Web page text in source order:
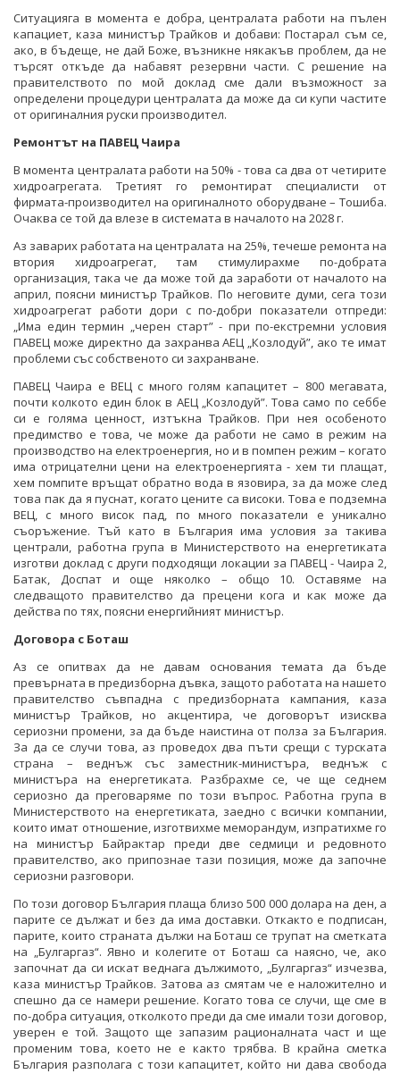
Ситуацияга в момента е добра, централата работи на пълен
капациет, каза министър Трайков и добави: Постарал съм се,
ако, в бъдеще, не дай Боже, възникне някакъв проблем, да не
търсят откъде да набавят резервни части. С решение на
правителството по мой доклад сме дали възможност за
определени процедури централата да може да си купи частите
от оригиналния руски производител.
Ремонтът на ПАВЕЦ Чаира
В момента централата работи на 50% - това са два от четирите
хидроагрегата. Третият го ремонтират специалисти от
фирмата-производител на оригиналното оборудване – Тошиба.
Очаква се той да влезе в системата в началото на 2028 г.
Аз заварих работата на централата на 25%, течеше ремонта на
втория хидроагрегат, там стимулирахме по-добрата
организация, така че да може той да заработи от началото на
април, поясни министър Трайков. По неговите думи, сега този
хидроагрегат работи дори с по-добри показатели отпреди:
„Има един термин „черен старт” - при по-екстремни условия
ПАВЕЦ може директно да захранва АЕЦ „Козлодуй”, ако те имат
проблеми със собственото си захранване.
ПАВЕЦ Чаира е ВЕЦ с много голям капацитет – 800 мегавата,
почти колкото един блок в АЕЦ „Козлодуй”. Това само по себбе
си е голяма ценност, изтъкна Трайков. При нея особеното
предимство е това, че може да работи не само в режим на
производство на електроенергия, но и в помпен режим – когато
има отрицателни цени на електроенергията - хем ти плащат,
хем помпите връщат обратно вода в язовира, за да може след
това пак да я пуснат, когато цените са високи. Това е подземна
ВЕЦ, с много висок пад, по много показатели е уникално
съоръжение. Тъй като в България има условия за такива
централи, работна група в Министерството на енергетиката
изготви доклад с други подходящи локации за ПАВЕЦ - Чаира 2,
Батак, Доспат и още няколко – общо 10. Оставяме на
следващото правителство да прецени кога и как може да
действа по тях, поясни енергийният министър.
Договора с Боташ
Аз се опитвах да не давам основания темата да бъде
превърната в предизборна дъвка, защото работата на нашето
правителство съвпадна с предизборната кампания, каза
министър Трайков, но акцентира, че договорът изисква
сериозни промени, за да бъде наистина от полза за България.
За да се случи това, аз проведох два пъти срещи с турската
страна – веднъж със заместник-министъра, веднъж с
министъра на енергетиката. Разбрахме се, че ще седнем
сериозно да преговаряме по този въпрос. Работна група в
Министерството на енергетиката, заедно с всички компании,
които имат отношение, изготвихме меморандум, изпратихме го
на министър Байрактар преди две седмици и редовното
правителство, ако припознае тази позиция, може да започне
сериозни разговори.
По този договор България плаща близо 500 000 долара на ден, а
парите се дължат и без да има доставки. Откакто е подписан,
парите, които страната дължи на Боташ се трупат на сметката
на „Булгаргаз“. Явно и колегите от Боташ са наясно, че, ако
започнат да си искат веднага дължимото, „Булгаргаз“ изчезва,
каза министър Трайков. Затова аз смятам че е наложително и
спешно да се намери решение. Когато това се случи, ще сме в
по-добра ситуация, отколкото преди да сме имали този договор,
уверен е той. Защото ще запазим рационалната част и ще
променим това, което не е както трябва. В крайна сметка
България разполага с този капацитет, който ни дава свобода